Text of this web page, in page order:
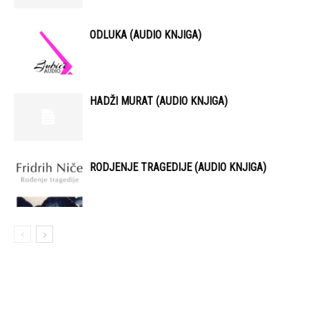
ODLUKA (AUDIO KNJIGA)
HADŽI MURAT (AUDIO KNJIGA)
RODJENJE TRAGEDIJE (AUDIO KNJIGA)